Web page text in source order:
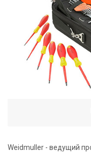
Weidmuller - ведущий